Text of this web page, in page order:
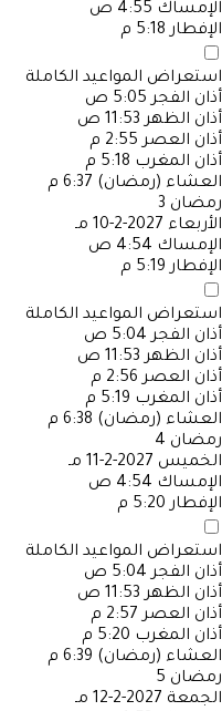
الإمساك 4:55 ص
الإفطار 5:18 م
استعراض المواعيد الكاملة
أذان الفجر 5:05 ص
أذان الظهر 11:53 ص
أذان العصر 2:55 م
أذان المغرب 5:18 م
العشاء (رمضان) 6:37 م
رمضان 3
الأربعاء 2027-2-10 مـ
الإمساك 4:54 ص
الإفطار 5:19 م
استعراض المواعيد الكاملة
أذان الفجر 5:04 ص
أذان الظهر 11:53 ص
أذان العصر 2:56 م
أذان المغرب 5:19 م
العشاء (رمضان) 6:38 م
رمضان 4
الخميس 2027-2-11 مـ
الإمساك 4:54 ص
الإفطار 5:20 م
استعراض المواعيد الكاملة
أذان الفجر 5:04 ص
أذان الظهر 11:53 ص
أذان العصر 2:57 م
أذان المغرب 5:20 م
العشاء (رمضان) 6:39 م
رمضان 5
الجمعة 2027-2-12 مـ